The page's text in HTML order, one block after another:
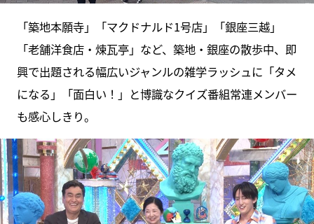
「築地本願寺」「マクドナルド1号店」「銀座三越」
「老舗洋食店・煉瓦亭」など、築地・銀座の散歩中、即
興で出題される幅広いジャンルの雑学ラッシュに「タメ
になる」「面白い！」と博識なクイズ番組常連メンバー
も感心しきり。